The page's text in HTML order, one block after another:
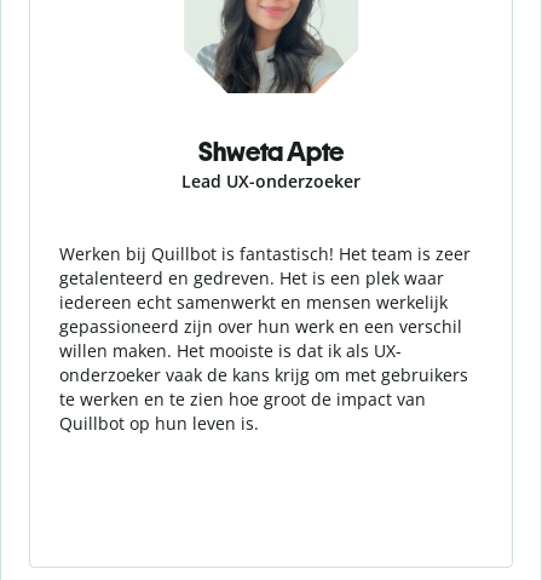
Shweta Apte
Lead UX-onderzoeker
Werken bij Quillbot is fantastisch! Het team is zeer
getalenteerd en gedreven. Het is een plek waar
iedereen echt samenwerkt en mensen werkelijk
gepassioneerd zijn over hun werk en een verschil
willen maken. Het mooiste is dat ik als UX-
onderzoeker vaak de kans krijg om met gebruikers
te werken en te zien hoe groot de impact van
Quillbot op hun leven is.